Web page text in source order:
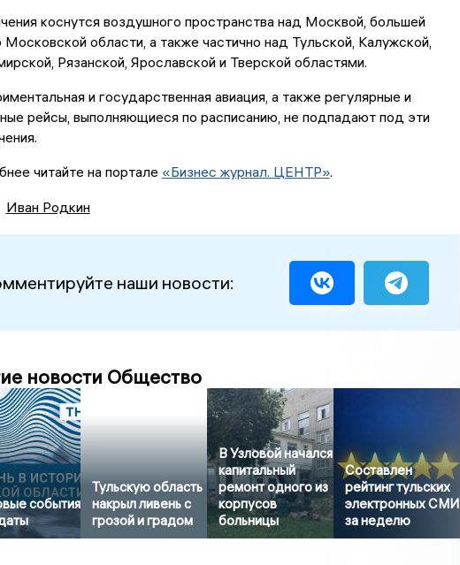
коснутся воздушного пространства над Москвой, большей
Московской области, а также частично над Тульской, Калужской,
Рязанской, Ярославской и Тверской областями.
и государственная авиация, а также регулярные и
рейсы, выполняющиеся по расписанию, не подпадают под эти
читайте на портале «Бизнес журнал. ЦЕНТР».
Иван Родкин
наши новости:
новости Общество
события
Тульскую область
накрыл ливень с
грозой и градом
В Узловой начался
капитальный
ремонт одного из
корпусов
больницы
Составлен
рейтинг тульских
электронных СМИ
за неделю